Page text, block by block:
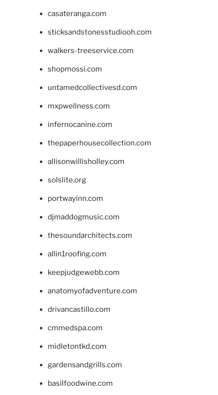
casateranga.com
sticksandstonesstudiooh.com
walkers-treeservice.com
shopmossi.com
untamedcollectivesd.com
mxpwellness.com
infernocanine.com
thepaperhousecollection.com
allisonwillisholley.com
solslite.org
portwayinn.com
djmaddogmusic.com
thesoundarchitects.com
allin1roofing.com
keepjudgewebb.com
anatomyofadventure.com
drivancastillo.com
cmmedspa.com
midletontkd.com
gardensandgrills.com
basilfoodwine.com